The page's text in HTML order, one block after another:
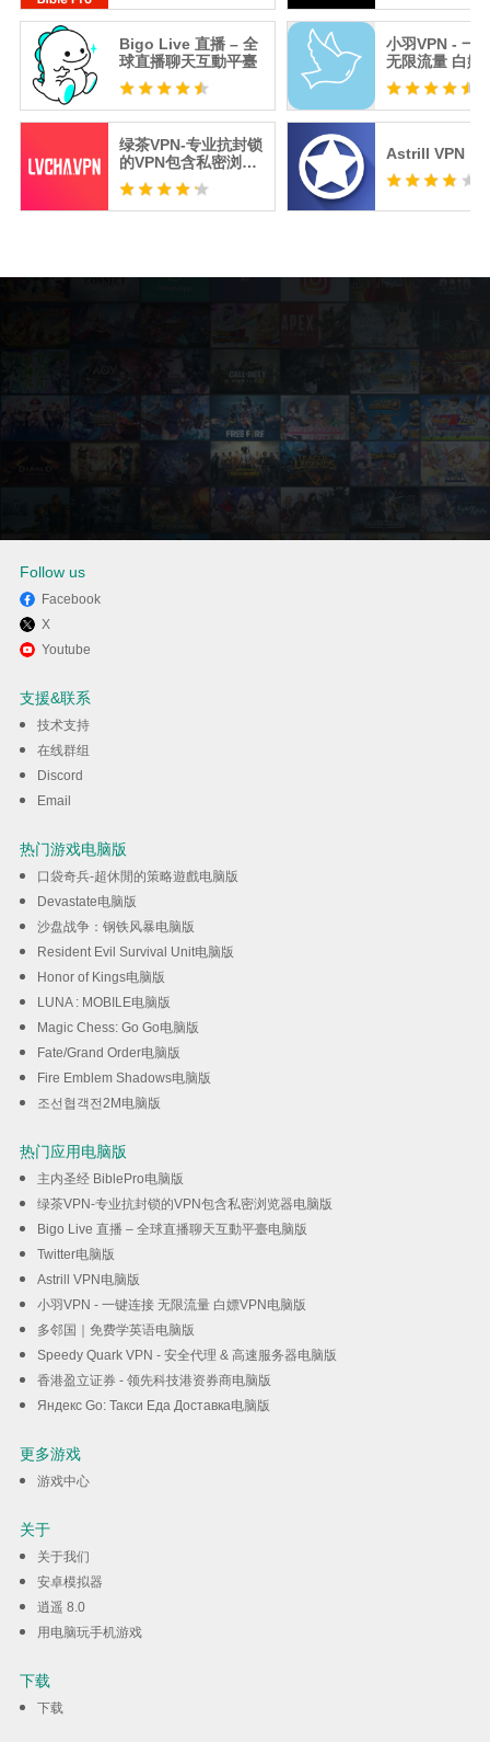
Bigo Live 直播 – 全
球直播聊天互動平臺
绿茶VPN-专业抗封锁
的VPN包含私密浏览
器
小羽VPN - 一
无限流量 白嫖
Astrill VPN
通过逍遥在电脑上享受美华卡拉
吧 TV 版：线上卡拉 OK、听歌、
Follow us
Facebook
X
Youtube
支援&联系
技术支持
在线群组
Discord
Email
热门游戏电脑版
口袋奇兵-超休閒的策略遊戲电脑版
Devastate电脑版
沙盘战争：钢铁风暴电脑版
Resident Evil Survival Unit电脑版
Honor of Kings电脑版
LUNA : MOBILE电脑版
Magic Chess: Go Go电脑版
Fate/Grand Order电脑版
Fire Emblem Shadows电脑版
조선협객전2M电脑版
热门应用电脑版
主内圣经 BiblePro电脑版
绿茶VPN-专业抗封锁的VPN包含私密浏览器电脑版
Bigo Live 直播 – 全球直播聊天互動平臺电脑版
Twitter电脑版
Astrill VPN电脑版
小羽VPN - 一键连接 无限流量 白嫖VPN电脑版
多邻国｜免费学英语电脑版
Speedy Quark VPN - 安全代理 & 高速服务器电脑版
香港盈立证券 - 领先科技港资券商电脑版
Яндекс Go: Такси Еда Доставка电脑版
更多游戏
游戏中心
关于
关于我们
安卓模拟器
逍遥 8.0
用电脑玩手机游戏
下载
下载